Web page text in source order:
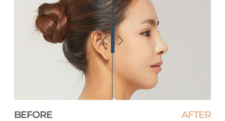
BEFORE AFTER